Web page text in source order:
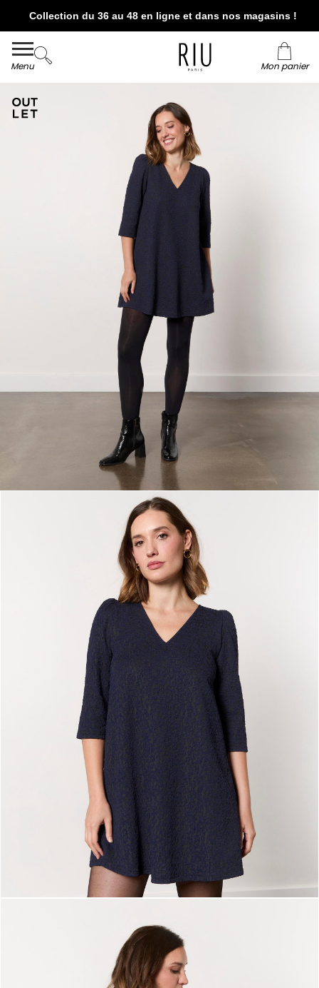
Collection du 36 au 48 en ligne et dans nos magasins !
Livraison et retour offerts* en boutiques RIU
Menu Mon panier